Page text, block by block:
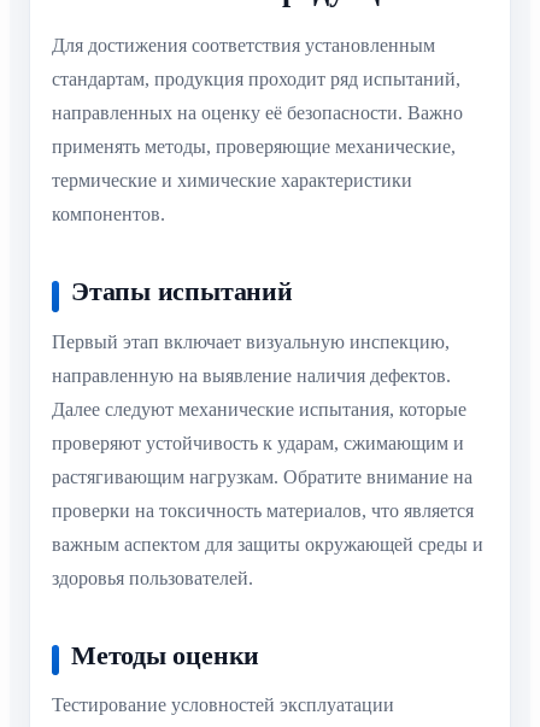
Для достижения соответствия установленным
стандартам, продукция проходит ряд испытаний,
направленных на оценку её безопасности. Важно
применять методы, проверяющие механические,
термические и химические характеристики
компонентов.
Этапы испытаний
Первый этап включает визуальную инспекцию,
направленную на выявление наличия дефектов.
Далее следуют механические испытания, которые
проверяют устойчивость к ударам, сжимающим и
растягивающим нагрузкам. Обратите внимание на
проверки на токсичность материалов, что является
важным аспектом для защиты окружающей среды и
здоровья пользователей.
Методы оценки
Тестирование условностей эксплуатации